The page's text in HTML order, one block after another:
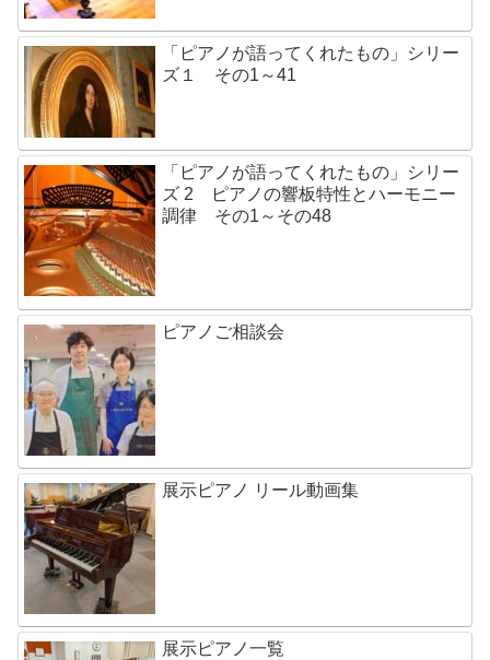
「ピアノが語ってくれたもの」シリー
ズ１ その1～41
「ピアノが語ってくれたもの」シリー
ズ 2 ピアノの響板特性とハーモニー
調律 その1～その48
ピアノご相談会
展示ピアノ リール動画集
展示ピアノ一覧